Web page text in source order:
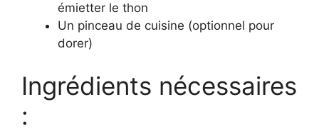
émietter le thon
Un pinceau de cuisine (optionnel pour
dorer)
Ingrédients nécessaires
: